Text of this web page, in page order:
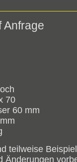
Anfrage
70
60 mm
teilweise
Änderungen